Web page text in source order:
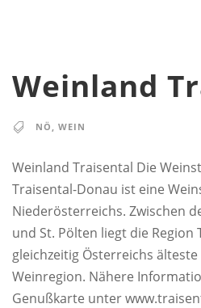
Weinland
NÖ WEIN
Weinland Traisental Die
Traisental-Donau ist eine
Niederösterreichs. Zwischen
und St. Pölten liegt die Region
gleichzeitig Österreichs
Weinregion. Nähere
Genußkarte unter